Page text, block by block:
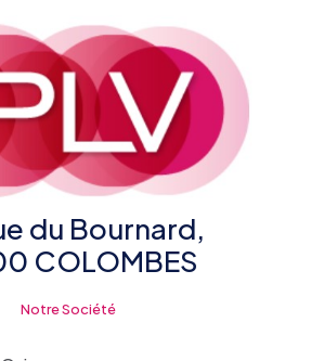
du Bournard,
COLOMBES
Notre Société